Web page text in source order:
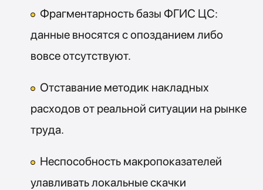
Фрагментарность базы ФГИС ЦС:
данные вносятся с опозданием либо
вовсе отсутствуют.
Отставание методик накладных
расходов от реальной ситуации на рынке
труда.
Неспособность макропоказателей
улавливать локальные скачки